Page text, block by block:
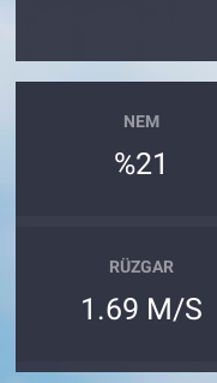
NEM
%21
RÜZGAR
1.69 M/S